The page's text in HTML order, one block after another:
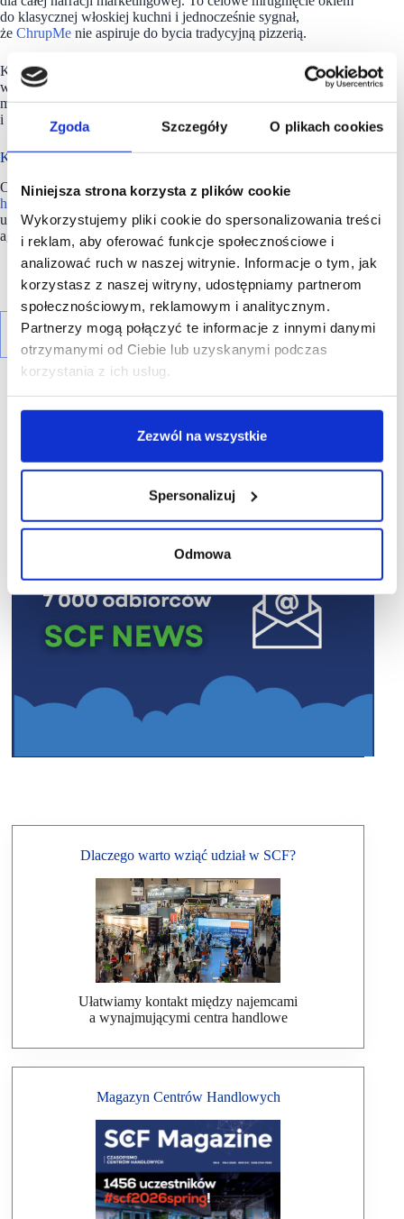
Zgoda Szczegóły O plikach cookies
Niniejsza strona korzysta z plików cookie
Wykorzystujemy pliki cookie do spersonalizowania treści
i reklam, aby oferować funkcje społecznościowe i
analizować ruch w naszej witrynie. Informacje o tym, jak
korzystasz z naszej witryny, udostępniamy partnerom
społecznościowym, reklamowym i analitycznym.
Partnerzy mogą połączyć te informacje z innymi danymi
otrzymanymi od Ciebie lub uzyskanymi podczas
korzystania z ich usług.
Zezwól na wszystkie
Spersonalizuj
Odmowa
do klasycznej włoskiej kuchni i jednocześnie sygnał,
że ChrupMe nie aspiruje do bycia tradycyjną pizzerią.
Komunikacja marki będzie rozwijana przede wszystkim
w kanałach social media oraz poprzez działania real-time
marketingowe, które mają reagować na bieżące wydarzenia
i trendy internetowe.
Kolejne lokalizacje w przygotowaniu
Operator konceptu zapowiada dalszy rozwój marki w
handlowych
. Model biznesowy został zaprojektowany tak, aby
umożliwić szybkie skalowanie – zarówno w dużych
aglomeracjach, jak i w miastach średniej wielkości.
Dlaczego warto wziąć udział w SCF?
Ułatwiamy kontakt między najemcami
a wynajmującymi centra handlowe
Magazyn Centrów Handlowych